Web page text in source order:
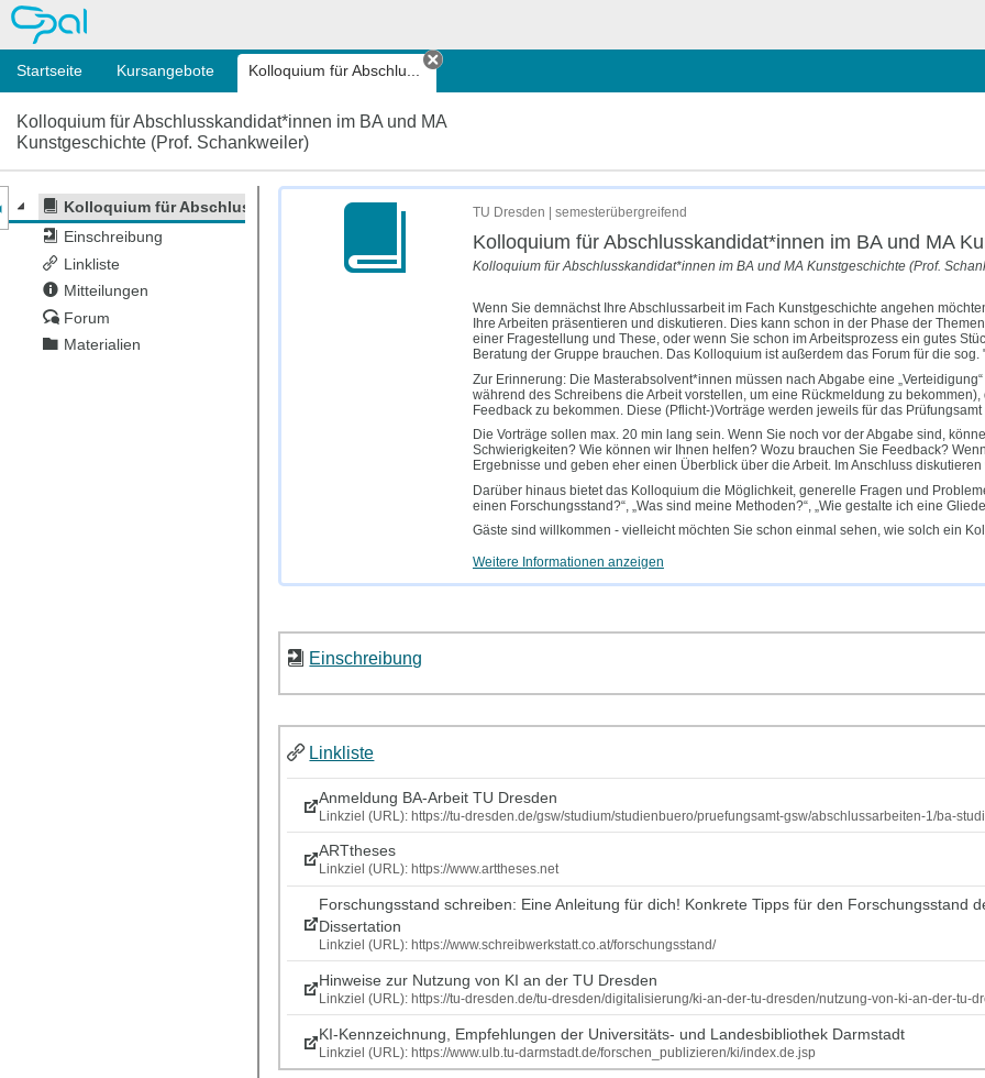
OPAL
Startseite Kursangebote Kolloquium für Abschlu...
Tab schließen
Kolloquium für Abschlusskandidat*innen im BA und MA
Kunstgeschichte (Prof. Schankweiler)
Kolloquium für Abschlusskandidat*innen im BA und MA Kunstgeschichte (Prof. Schankweiler)
Einschreibung
Linkliste
Mitteilungen
Forum
Materialien
des Kursmenüs
TU Dresden | semesterübergreifend
Kolloquium für Abschlusskandidat*innen im BA und MA
Kolloquium für Abschlusskandidat*innen im BA und MA Kunstgeschichte (Prof.
Wenn Sie demnächst Ihre Abschlussarbeit im Fach Kunstgeschichte angehen
Ihre Arbeiten präsentieren und diskutieren. Dies kann schon in der Phase der
einer Fragestellung und These, oder wenn Sie schon im Arbeitsprozess ein gutes
Beratung der Gruppe brauchen. Das Kolloquium ist außerdem das Forum für die
Zur Erinnerung: Die Masterabsolvent*innen müssen nach Abgabe eine
während des Schreibens die Arbeit vorstellen, um eine Rückmeldung zu
Feedback zu bekommen. Diese (Pflicht-)Vorträge werden jeweils für das
Die Vorträge sollen max. 20 min lang sein. Wenn Sie noch vor der Abgabe sind,
Schwierigkeiten? Wie können wir Ihnen helfen? Wozu brauchen Sie Feedback?
Ergebnisse und geben eher einen Überblick über die Arbeit. Im Anschluss
Darüber hinaus bietet das Kolloquium die Möglichkeit, generelle Fragen und
einen Forschungsstand?“, „Was sind meine Methoden?“, „Wie gestalte ich eine
Gäste sind willkommen - vielleicht möchten Sie schon einmal sehen, wie solch ein
Weitere Informationen anzeigen
Einschreibung
Linkliste
Anmeldung BA-Arbeit TU Dresden
Linkziel (URL): https://tu-dresden.de/gsw/studium/studienbuero/pruefungsamt-gsw/abschlussarbeiten-1/ba-
ARTtheses
Linkziel (URL): https://www.arttheses.net
Forschungsstand schreiben: Eine Anleitung für dich! Konkrete Tipps für den Forschungsstand
Dissertation
Linkziel (URL): https://www.schreibwerkstatt.co.at/forschungsstand/
Hinweise zur Nutzung von KI an der TU Dresden
Linkziel (URL): https://tu-dresden.de/tu-dresden/digitalisierung/ki-an-der-tu-dresden/nutzung-von-ki-an-der-tu-
KI-Kennzeichnung, Empfehlungen der Universitäts- und Landesbibliothek Darmstadt
Linkziel (URL): https://www.ulb.tu-darmstadt.de/forschen_publizieren/ki/index.de.jsp